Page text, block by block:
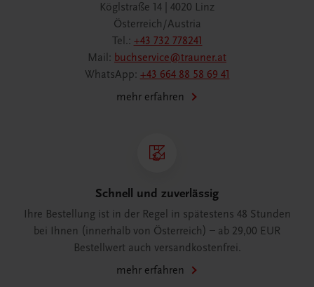
Köglstraße 14 | 4020 Linz
Österreich/Austria
Tel.: +43 732 778241
Mail: buchservice@trauner.at
WhatsApp: +43 664 88 58 69 41
mehr erfahren
Schnell und zuverlässig
Ihre Bestellung ist in der Regel in spätestens 48 Stunden
bei Ihnen (innerhalb von Österreich) – ab 29,00 EUR
Bestellwert auch versandkostenfrei.
mehr erfahren